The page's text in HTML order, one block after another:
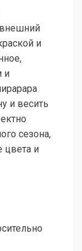
внешний
и
и
и весить
сезона,
цвета и